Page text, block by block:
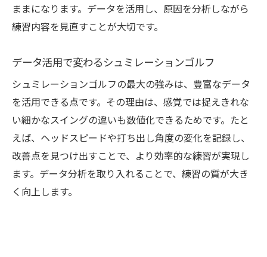
飛距離測定に役立つセンサーとデータ解析
実際の飛距離とシミュレーションの違いと
は
飛距離向上を目指す練習方法とポイント
シュミレーションゴルフで飛距離精度を高
める秘訣
実際のスコアとシミュレーションゴルフの違い
を徹底解説
実際のスコアとシュミレーションゴルフの
ままになります。データを活用し、原因を分析しながら
練習内容を見直すことが大切です。
データ活用で変わるシュミレーションゴルフ
シュミレーションゴルフの最大の強みは、豊富なデータ
を活用できる点です。その理由は、感覚では捉えきれな
い細かなスイングの違いも数値化できるためです。たと
えば、ヘッドスピードや打ち出し角度の変化を記録し、
改善点を見つけ出すことで、より効率的な練習が実現し
ます。データ分析を取り入れることで、練習の質が大き
く向上します。